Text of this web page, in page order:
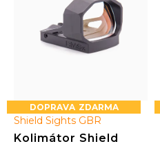
ZDARMA
Shield Sights GBR
Kolimátor Shield